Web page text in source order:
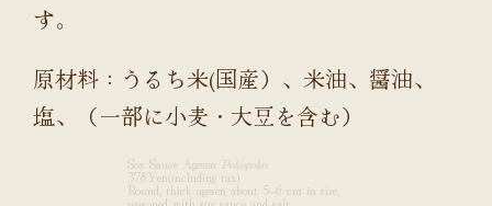
す。
原材料：うるち米(国産）、米油、醤油、
塩、（一部に小麦・大豆を含む）
Soy Sauce Agesen Pokopoko
378Yen(including tax)
Round, thick agesen about 5–6 cm in size,